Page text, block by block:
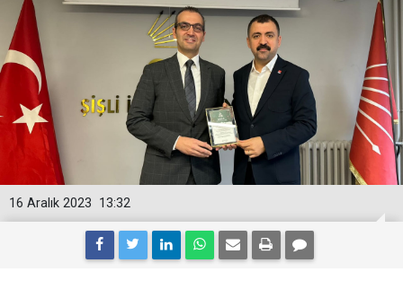
13:32
16 Aralık 2023